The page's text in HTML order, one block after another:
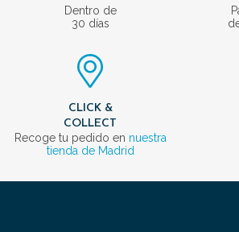
Dentro de
30 días
CLICK &
COLLECT
Recoge tu pedido en nuestra
tienda de Madrid